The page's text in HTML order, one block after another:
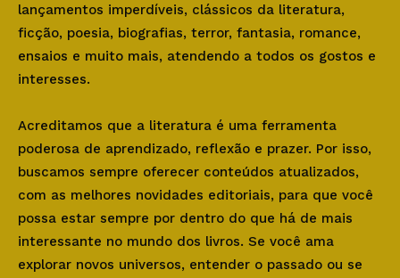
lançamentos imperdíveis, clássicos da literatura,
ficção, poesia, biografias, terror, fantasia, romance,
ensaios e muito mais, atendendo a todos os gostos e
interesses.
Acreditamos que a literatura é uma ferramenta
poderosa de aprendizado, reflexão e prazer. Por isso,
buscamos sempre oferecer conteúdos atualizados,
com as melhores novidades editoriais, para que você
possa estar sempre por dentro do que há de mais
interessante no mundo dos livros. Se você ama
explorar novos universos, entender o passado ou se